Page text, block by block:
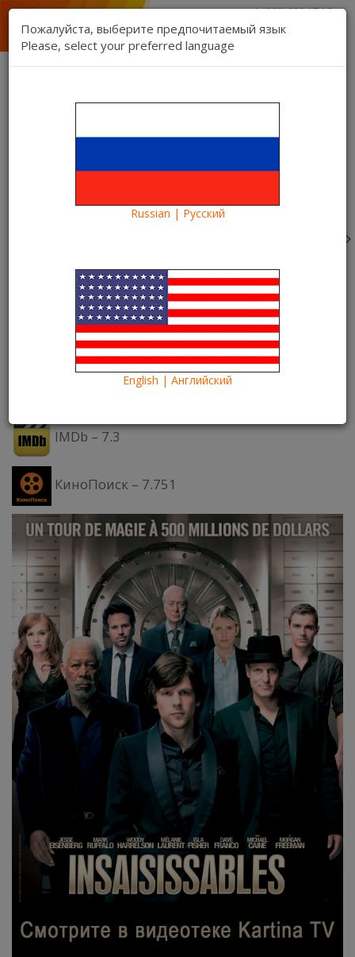
1 (888) 832 17 16
1 (888) 827 06 06
техническая поддержка
Связь Регистрация Вход
Kartina TV Brooklyn
Категории
Что посмотреть?
Смотрите в видеотеке Kartina
TV фильм «Иллюзия обмана»
25.09.2018 Kartina TV Brooklyn 24716
Что посмотреть? What to see?
IMDb – 7.3
КиноПоиск – 7.751
Пожалуйста, выберите предпочитаемый язык
Please, select your preferred language
Russian | Русский
English | Английский